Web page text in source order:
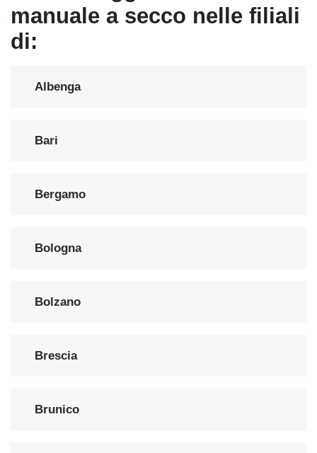
manuale a secco nelle filiali
di:
Albenga
Bari
Bergamo
Bologna
Bolzano
Brescia
Brunico